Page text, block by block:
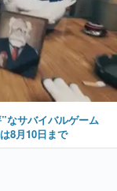
なサバイバルゲーム
8月10日まで